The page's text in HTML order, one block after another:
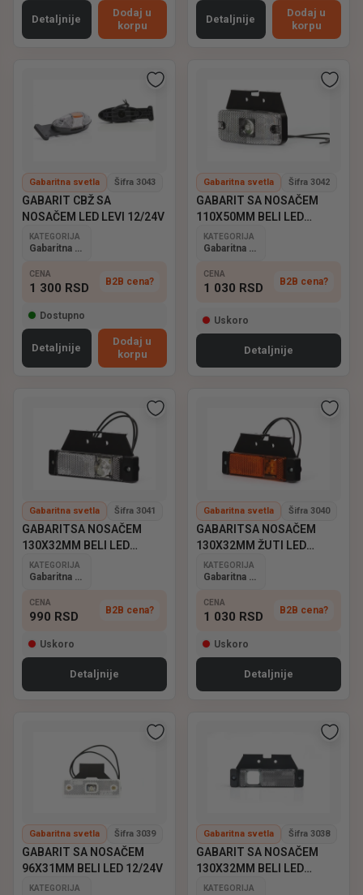
Detaljnije
Dodaj u
korpu
Detaljnije
Dodaj u
korpu
Gabaritna svetla Šifra 3043
GABARIT CBŽ SA
NOSAČEM LED LEVI 12/24V
KATEGORIJA
Gabaritna svetla
CENA
1 300 RSD B2B cena?
Dostupno
Detaljnije
Dodaj u
korpu
Gabaritna svetla Šifra 3042
GABARIT SA NOSAČEM
110X50MM BELI LED
12/24V
KATEGORIJA
Gabaritna svetla
CENA
1 030 RSD B2B cena?
Uskoro
Detaljnije
Gabaritna svetla Šifra 3041
GABARITSA NOSAČEM
130X32MM BELI LED
12/24V
KATEGORIJA
CENA
990 RSD B2B cena?
Uskoro
Detaljnije
Gabaritna svetla Šifra 3040
GABARITSA NOSAČEM
130X32MM ŽUTI LED
12/24V
KATEGORIJA
CENA
1 030 RSD B2B cena?
Uskoro
Detaljnije
Gabaritna svetla Šifra 3039
GABARIT SA NOSAČEM
96X31MM BELI LED 12/24V
KATEGORIJA
Gabaritna svetla Šifra 3038
GABARIT SA NOSAČEM
130X32MM BELI LED
12/24V
KATEGORIJA